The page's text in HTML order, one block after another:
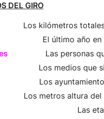
DEL GIRO
Los kilómetros
El último año
Las personas
Los medios que
Los
Los metros altura
Las